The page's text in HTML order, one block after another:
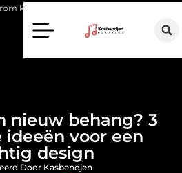
stukadoor in Amersfoort?
nieuw behang? 3
voor een
design
Door Kasbendjen